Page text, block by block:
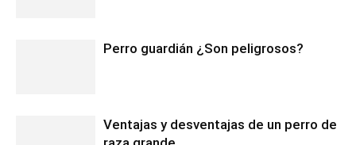
Perro guardián ¿Son peligrosos?
Ventajas y desventajas de un perro de